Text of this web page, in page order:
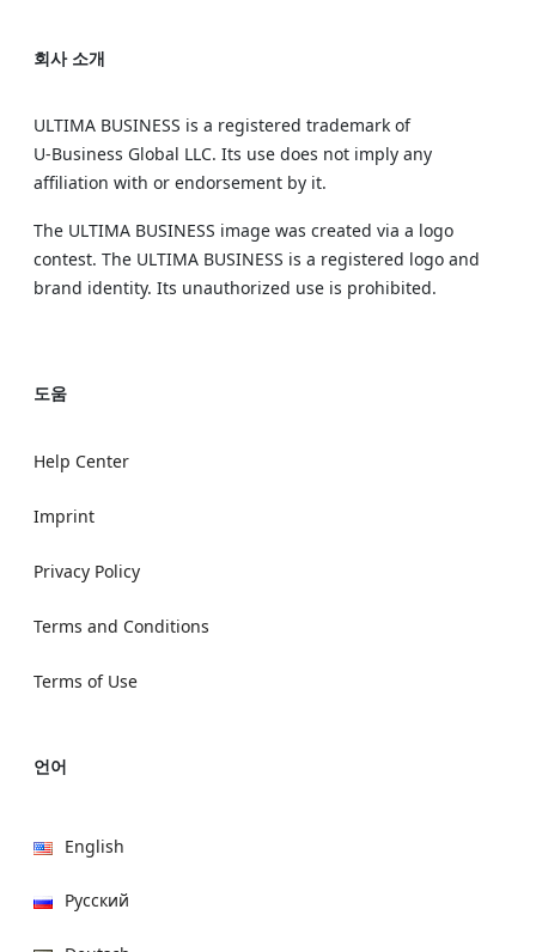
회사 소개
ULTIMA BUSINESS is a registered trademark of
U‑Business Global LLC. Its use does not imply any
affiliation with or endorsement by it.
The ULTIMA BUSINESS image was created via a logo
contest. The ULTIMA BUSINESS is a registered logo and
brand identity. Its unauthorized use is prohibited.
도움
Help Center
Imprint
Privacy Policy
Terms and Conditions
Terms of Use
언어
English
Русский